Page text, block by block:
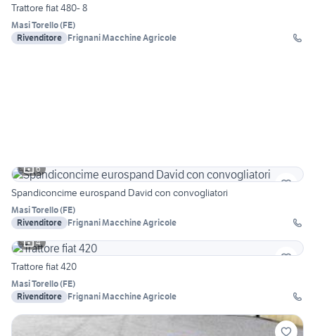
Trattore fiat 480- 8
Masi Torello(FE)
Rivenditore Frignani Macchine Agricole
6
Spandiconcime eurospand David con convogliatori
Masi Torello(FE)
Rivenditore Frignani Macchine Agricole
4
Trattore fiat 420
Masi Torello(FE)
Rivenditore Frignani Macchine Agricole